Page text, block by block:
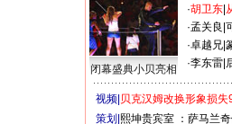
闭幕盛典小贝亮相
·胡卫东
·孟关良
·卓越兄
·李东雷
视频| 贝克汉姆改换形象损
策划| 熙坤贵宾室 ：萨马兰